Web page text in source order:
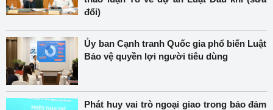
đổi)
Ủy ban Cạnh tranh Quốc gia phổ biến Luật
Bảo vệ quyền lợi người tiêu dùng
Phát huy vai trò ngoại giao trong bảo đảm